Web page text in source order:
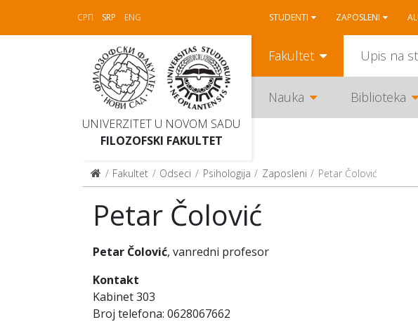
СРП SRP ENG STUDENTI ZAPOSLENI
UNIVERZITET U NOVOM SADU
FILOZOFSKI FAKULTET
Fakultet Upis na
Nauka Biblioteka
Fakultet Odseci Psihologija Zaposleni Petar Čolović
Petar Čolović
Petar Čolović, vanredni profesor
Kontakt
Kabinet 303
Broj telefona: 0628067662